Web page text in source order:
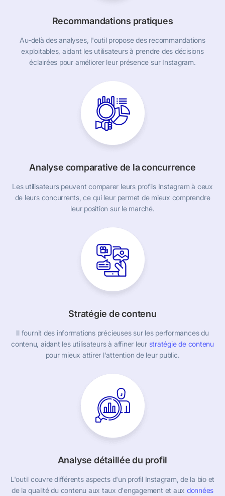
Analyse détaillée du profil
L'outil couvre différents aspects d'un profil Instagram, de la bio et
de la qualité du contenu aux taux d'engagement et aux données
Stratégie de contenu
Il fournit des informations précieuses sur les performances du
contenu, aidant les utilisateurs à affiner leur stratégie de contenu
pour mieux attirer l'attention de leur public.
Analyse comparative de la concurrence
Les utilisateurs peuvent comparer leurs profils Instagram à ceux
de leurs concurrents, ce qui leur permet de mieux comprendre
leur position sur le marché.
Recommandations pratiques
Au-delà des analyses, l'outil propose des recommandations
exploitables, aidant les utilisateurs à prendre des décisions
éclairées pour améliorer leur présence sur Instagram.